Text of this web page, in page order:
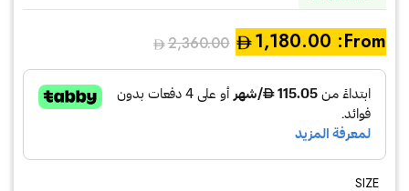
2,360.00 From:
1,180.00
SIZE